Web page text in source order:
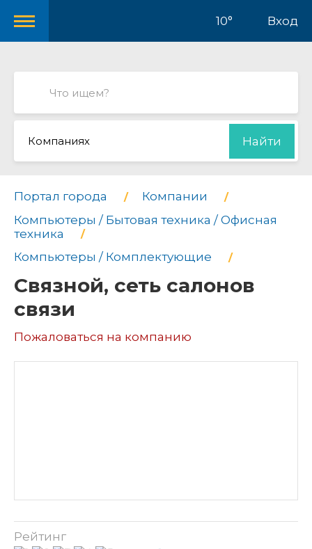
10° Вход
Компаниях Найти
Портал города
Компании
Компьютеры / Бытовая техника / Офисная
техника
Компьютеры / Комплектующие
Связной, сеть салонов
связи
Пожаловаться на компанию
Рейтинг